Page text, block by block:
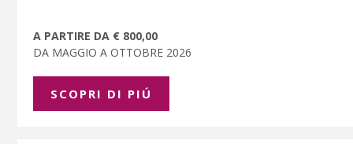
A PARTIRE DA € 800,00
DA MAGGIO A OTTOBRE 2026
SCOPRI DI PIÚ